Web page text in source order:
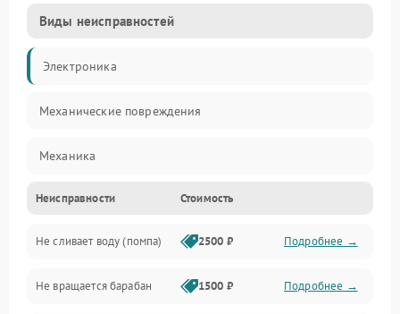
Виды неисправностей
Электроника
Механические повреждения
Механика
Электропитание
Водоснабжение
Слив
Неисправности Стоимость
Не сливает воду (помпа) 2500 ₽ Подробнее →
Не вращается барабан 1500 ₽ Подробнее →